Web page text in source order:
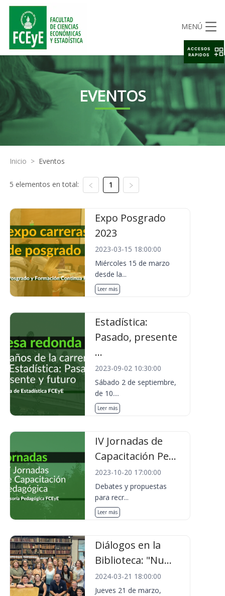
MENÚ
EVENTOS
Inicio > Eventos
5 elementos en total: 1
Expo Posgrado
2023
2023-03-15 18:00:00
Miércoles 15 de marzo
desde la...
Leer más
Estadística:
Pasado, presente
...
2023-09-02 10:30:00
Sábado 2 de septiembre,
de 10....
Leer más
IV Jornadas de
Capacitación Pe...
2023-10-20 17:00:00
Debates y propuestas
para recr...
Leer más
Diálogos en la
Biblioteca: "Nu...
2024-03-21 18:00:00
Jueves 21 de marzo,
ACCESOS
RAPIDOS